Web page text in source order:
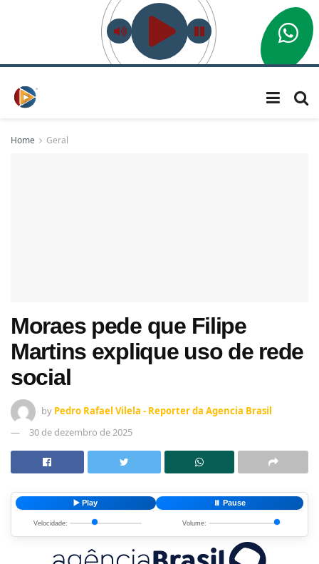
Home Geral
Moraes pede que Filipe
Martins explique uso de rede
social
by Pedro Rafael Vilela - Reporter da Agencia Brasil
30 de dezembro de 2025
▶️ Play ⏸️ Pause
Velocidade: Volume: